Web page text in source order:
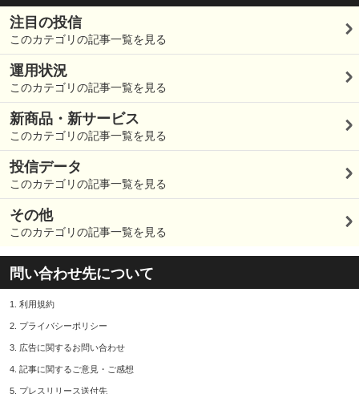
注目の投信
このカテゴリの記事一覧を見る
運用状況
このカテゴリの記事一覧を見る
新商品・新サービス
このカテゴリの記事一覧を見る
投信データ
このカテゴリの記事一覧を見る
その他
このカテゴリの記事一覧を見る
問い合わせ先について
1. 利用規約
2. プライバシーポリシー
3. 広告に関するお問い合わせ
4. 記事に関するご意見・ご感想
5. プレスリリース送付先